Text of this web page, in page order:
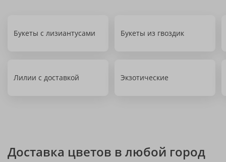
Букеты с лизиантусами Букеты из гвоздик
Лилии с доставкой Экзотические
Доставка цветов в любой город